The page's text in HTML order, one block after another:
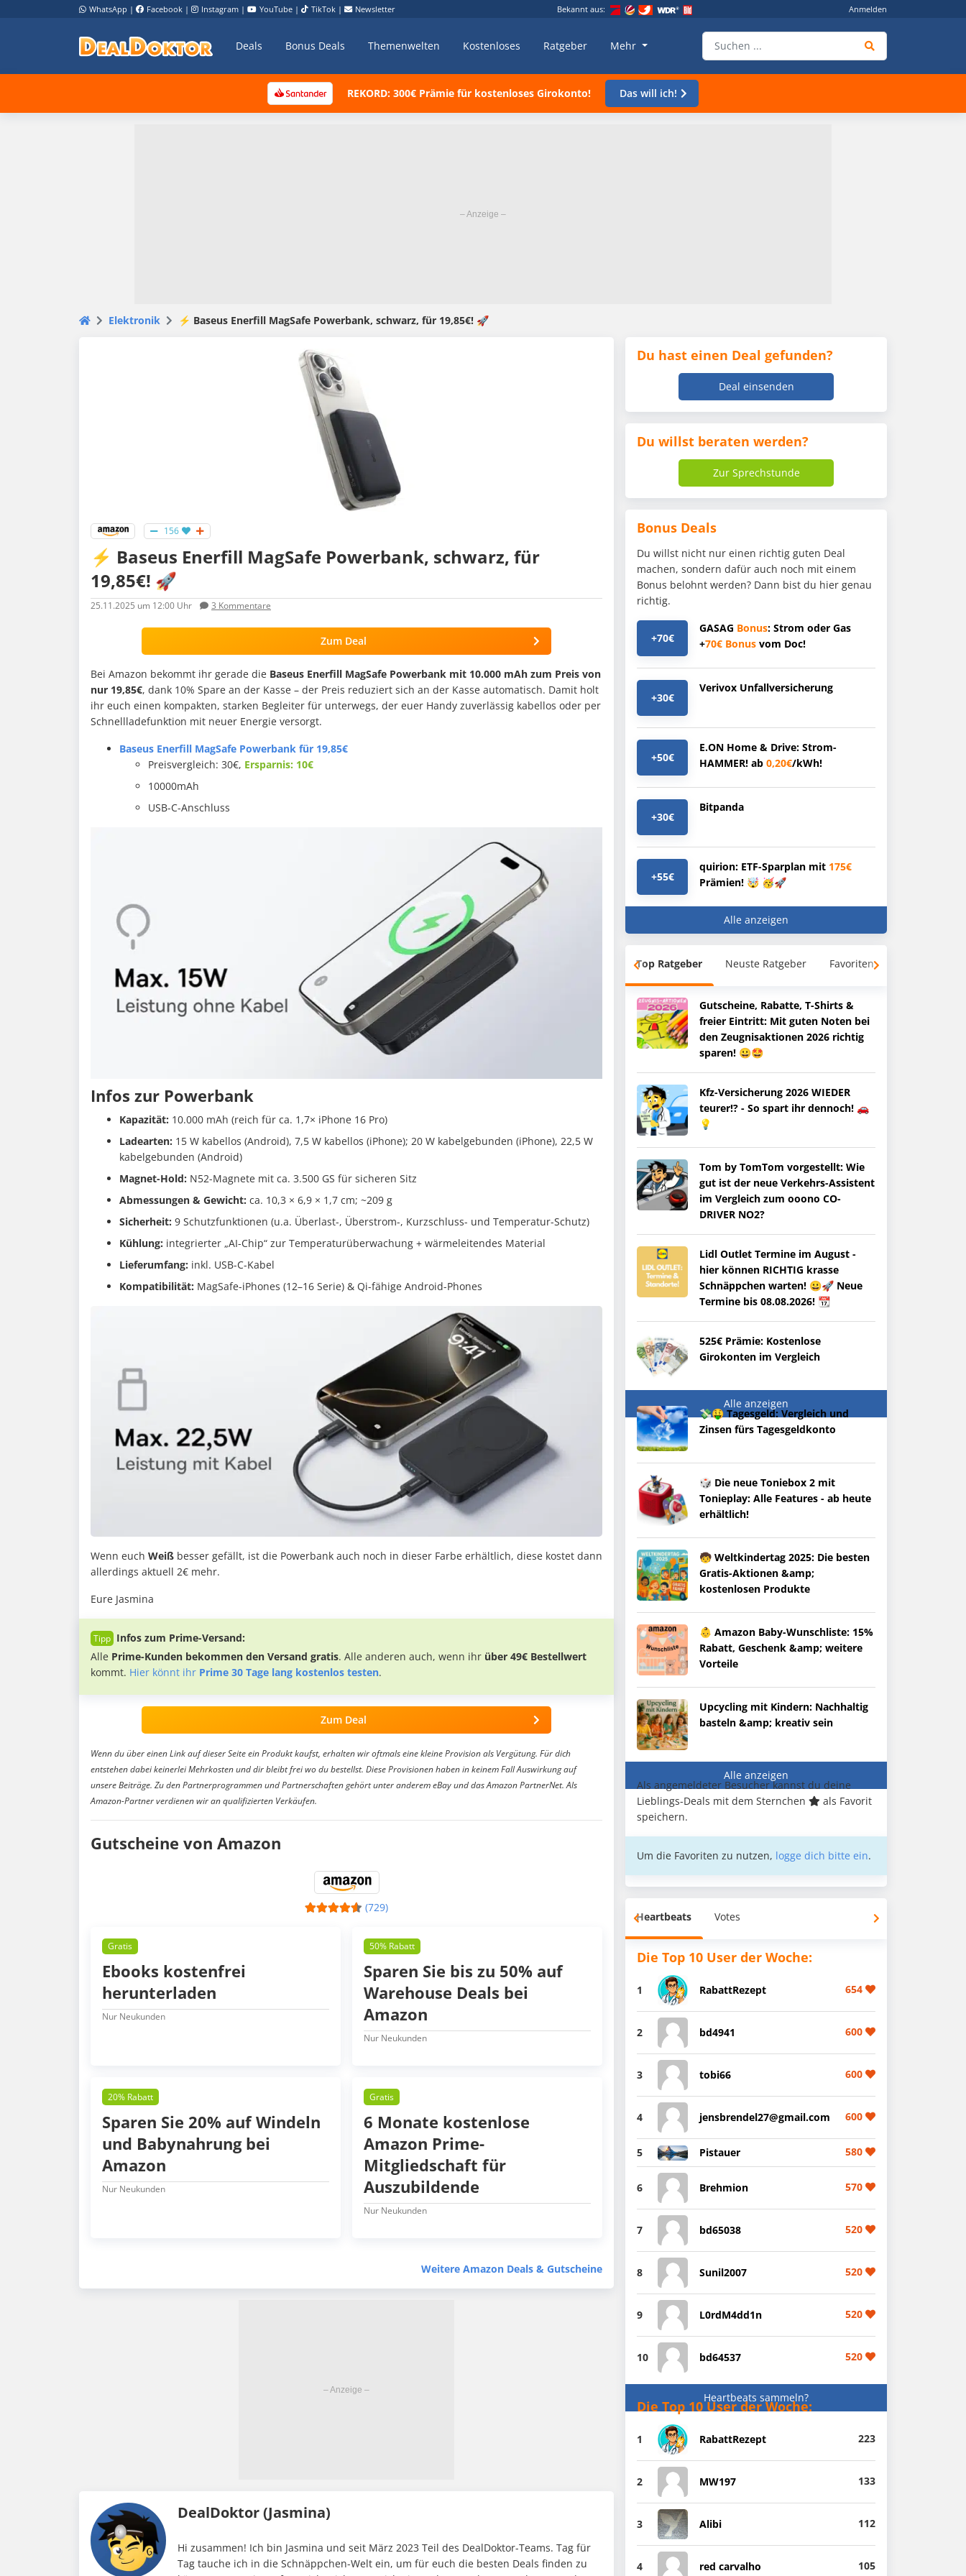
WhatsApp | Facebook | Instagram | YouTube | TikTok | Newsletter Bekannt aus: Anmelden
Deals Bonus Deals Themenwelten Kostenloses Ratgeber Mehr
REKORD: 300€ Prämie für kostenloses Girokonto! Das will ich!
Elektronik ⚡️ Baseus Enerfill MagSafe Powerbank, schwarz, für 19,85€! 🚀
156
⚡️ Baseus Enerfill MagSafe Powerbank, schwarz, für
19,85€! 🚀
25.11.2025 um 12:00 Uhr 3 Kommentare
Zum Deal
Bei Amazon bekommt ihr gerade die Baseus Enerfill MagSafe Powerbank mit 10.000 mAh zum Preis von
nur 19,85€, dank 10% Spare an der Kasse – der Preis reduziert sich an der Kasse automatisch. Damit holt
ihr euch einen kompakten, starken Begleiter für unterwegs, der euer Handy zuverlässig kabellos oder per
Schnellladefunktion mit neuer Energie versorgt.
Baseus Enerfill MagSafe Powerbank für 19,85€
Preisvergleich: 30€, Ersparnis: 10€
10000mAh
USB-C-Anschluss
Infos zur Powerbank
Kapazität: 10.000 mAh (reich für ca. 1,7× iPhone 16 Pro)
Ladearten: 15 W kabellos (Android), 7,5 W kabellos (iPhone); 20 W kabelgebunden (iPhone), 22,5 W
kabelgebunden (Android)
Magnet-Hold: N52-Magnete mit ca. 3.500 GS für sicheren Sitz
Abmessungen & Gewicht: ca. 10,3 × 6,9 × 1,7 cm; ~209 g
Sicherheit: 9 Schutzfunktionen (u.a. Überlast-, Überstrom-, Kurzschluss- und Temperatur-Schutz)
Kühlung: integrierter „AI-Chip“ zur Temperaturüberwachung + wärmeleitendes Material
Lieferumfang: inkl. USB-C-Kabel
Kompatibilität: MagSafe-iPhones (12–16 Serie) & Qi-fähige Android-Phones
Wenn euch Weiß besser gefällt, ist die Powerbank auch noch in dieser Farbe erhältlich, diese kostet dann
allerdings aktuell 2€ mehr.
Eure Jasmina
Infos zum Prime-Versand:
Alle Prime-Kunden bekommen den Versand gratis. Alle anderen auch, wenn ihr über 49€ Bestellwert
kommt. Hier könnt ihr Prime 30 Tage lang kostenlos testen.
Zum Deal
Wenn du über einen Link auf dieser Seite ein Produkt kaufst, erhalten wir oftmals eine kleine Provision als Vergütung. Für dich
entstehen dabei keinerlei Mehrkosten und dir bleibt frei wo du bestellst. Diese Provisionen haben in keinem Fall Auswirkung auf
unsere Beiträge. Zu den Partnerprogrammen und Partnerschaften gehört unter anderem eBay und das Amazon PartnerNet. Als
Amazon-Partner verdienen wir an qualifizierten Verkäufen.
Gutscheine von Amazon
(729)
Gratis
Ebooks kostenfrei
herunterladen
Nur Neukunden
50% Rabatt
Sparen Sie bis zu 50% auf
Warehouse Deals bei
Amazon
Nur Neukunden
20% Rabatt
Sparen Sie 20% auf Windeln
und Babynahrung bei
Amazon
Nur Neukunden
Gratis
6 Monate kostenlose
Amazon Prime-
Mitgliedschaft für
Auszubildende
Nur Neukunden
Weitere Amazon Deals & Gutscheine
DealDoktor (Jasmina)
Hi zusammen! Ich bin Jasmina und seit März 2023 Teil des DealDoktor-Teams. Tag für
Tag tauche ich in die Schnäppchen-Welt ein, um für euch die besten Deals finden zu
Du hast einen Deal gefunden?
Deal einsenden
Du willst beraten werden?
Zur Sprechstunde
Bonus Deals
Du willst nicht nur einen richtig guten Deal
machen, sondern dafür auch noch mit einem
Bonus belohnt werden? Dann bist du hier genau
richtig.
+70€
GASAG Bonus: Strom oder Gas
+70€ Bonus vom Doc!
+30€
Verivox Unfallversicherung
+50€
E.ON Home & Drive: Strom-
HAMMER! ab 0,20€/kWh!
+30€
Bitpanda
+55€
quirion: ETF-Sparplan mit 175€
Prämien! 🤯 🥳🚀
Alle anzeigen
Top Ratgeber Neuste Ratgeber Favoriten
Gutscheine, Rabatte, T-Shirts &
freier Eintritt: Mit guten Noten bei
den Zeugnisaktionen 2026 richtig
sparen! 😀🤩
Kfz-Versicherung 2026 WIEDER
teurer!? - So spart ihr dennoch! 🚗
💡
Tom by TomTom vorgestellt: Wie
gut ist der neue Verkehrs-Assistent
im Vergleich zum ooono CO-
DRIVER NO2?
Lidl Outlet Termine im August -
hier können RICHTIG krasse
Schnäppchen warten! 😀🚀 Neue
Termine bis 08.08.2026! 📆
525€ Prämie: Kostenlose
Girokonten im Vergleich
Alle anzeigen
💸🤑 Tagesgeld: Vergleich und
Zinsen fürs Tagesgeldkonto
🎲 Die neue Toniebox 2 mit
Tonieplay: Alle Features - ab heute
erhältlich!
🧒 Weltkindertag 2025: Die besten
Gratis-Aktionen &amp;
kostenlosen Produkte
👶 Amazon Baby-Wunschliste: 15%
Rabatt, Geschenk &amp; weitere
Vorteile
Upcycling mit Kindern: Nachhaltig
basteln &amp; kreativ sein
Alle anzeigen
Als angemeldeter Besucher kannst du deine
Lieblings-Deals mit dem Sternchen
als Favorit
speichern.
Um die Favoriten zu nutzen, logge dich bitte ein.
Heartbeats Votes
Die Top 10 User der Woche:
1 RabattRezept 654
2 bd4941 600
3 tobi66 600
4 jensbrendel27@gmail.com 600
5 Pistauer 580
6 Brehmion 570
7 bd65038 520
8 Sunil2007 520
9 L0rdM4dd1n 520
10 bd64537 520
Heartbeats sammeln?
Die Top 10 User der Woche:
1 RabattRezept 223
2 MW197 133
3 Alibi 112
4 red carvalho 105